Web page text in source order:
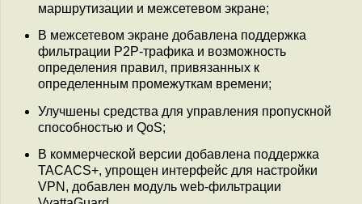
маршрутизации и межсетевом экране;
В межсетевом экране добавлена поддержка
фильтрации P2P-трафика и возможность
определения правил, привязанных к
определенным промежуткам времени;
Улучшены средства для управления пропускной
способностью и QoS;
В коммерческой версии добавлена поддержка
TACACS+, упрощен интерфейс для настройки
VPN, добавлен модуль web-фильтрации